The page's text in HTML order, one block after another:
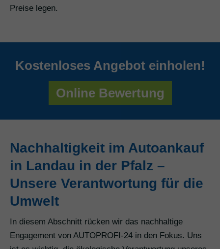
Preise legen.
Kostenloses Angebot einholen!
Online Bewertung
Nachhaltigkeit im Autoankauf
in Landau in der Pfalz –
Unsere Verantwortung für die
Umwelt
In diesem Abschnitt rücken wir das nachhaltige
Engagement von AUTOPROFI-24 in den Fokus. Uns